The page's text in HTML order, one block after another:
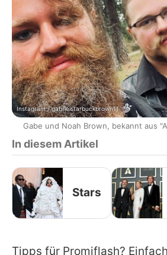
Instagram / gabrielstarbuckbrown11
Gabe und Noah Brown, bekannt aus
In diesem Artikel
Stars
Tipps für Promiflash?